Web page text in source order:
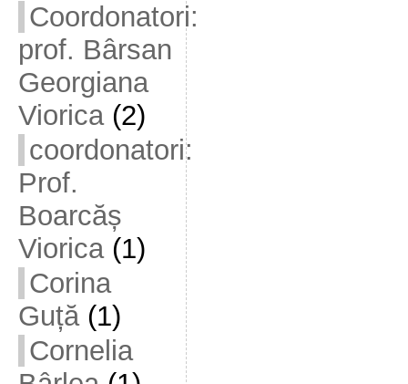
Coordonatori:
prof. Bârsan
Georgiana
Viorica(2)
coordonatori:
Prof.
Boarcăș
Viorica(1)
Corina
Guță(1)
Cornelia